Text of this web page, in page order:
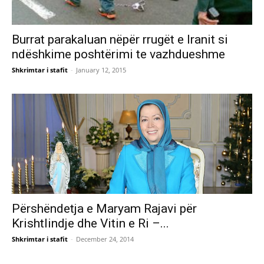
Burrat parakaluan nëpër rrugët e Iranit si
ndëshkime poshtërimi te vazhdueshme
Shkrimtar i stafit - January 12, 2015
Përshëndetja e Maryam Rajavi për
Krishtlindje dhe Vitin e Ri –...
Shkrimtar i stafit - December 24, 2014